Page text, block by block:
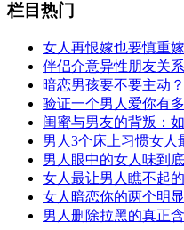
栏目热门
女人再恨嫁也要慎重
伴侣介意异性朋友关
暗恋男孩要不要主动
验证一个男人爱你有
闺蜜与男友的背叛：
男人3个床上习惯女人
男人眼中的女人味到
女人最让男人瞧不起
女人暗恋你的两个明
男人删除拉黑的真正